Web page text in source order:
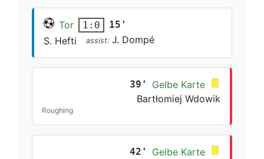
Tor 1:0 15'
S. Hefti assist: J. Dompé
39'
Gelbe Karte
Bartłomiej Wdowik
Roughing
42'
Gelbe Karte